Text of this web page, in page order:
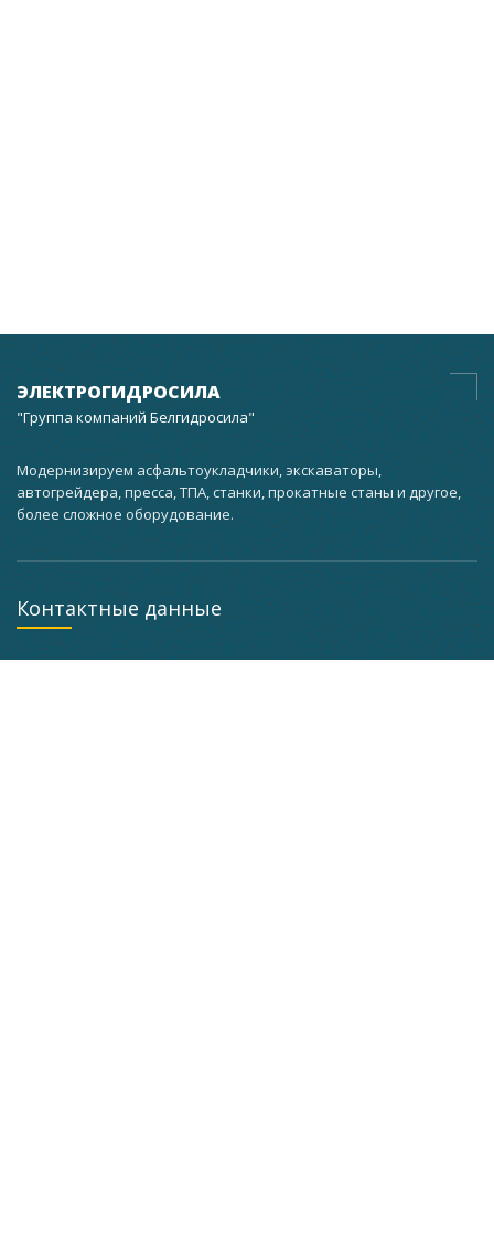
ЭЛЕКТРОГИДРОСИЛА
"Группа компаний Белгидросила"
Модернизируем асфальтоукладчики, экскаваторы,
автогрейдера, пресса, ТПА, станки, прокатные станы и другое,
более сложное оборудование.
Контактные данные